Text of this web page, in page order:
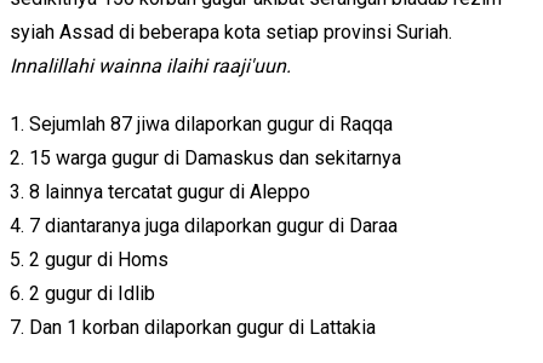
syiah Assad di beberapa kota setiap provinsi Suriah.
Innalillahi wainna ilaihi raaji'uun.
1. Sejumlah 87 jiwa dilaporkan gugur di Raqqa
2. 15 warga gugur di Damaskus dan sekitarnya
3. 8 lainnya tercatat gugur di Aleppo
4. 7 diantaranya juga dilaporkan gugur di Daraa
5. 2 gugur di Homs
6. 2 gugur di Idlib
7. Dan 1 korban dilaporkan gugur di Lattakia